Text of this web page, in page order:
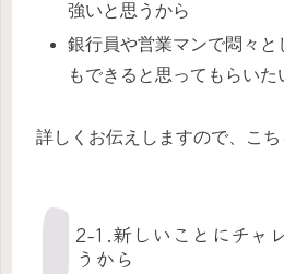
強いと思うから
銀行員や営業マンで悶々
もできると思ってもらいた
詳しくお伝えしますので、こち
2-1.新しいことにチャ
うから